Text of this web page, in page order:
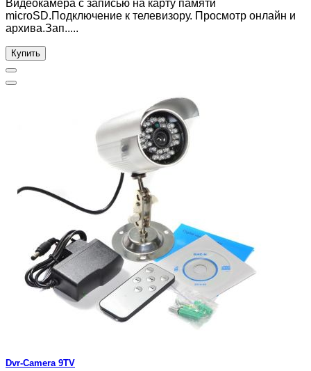
Видеокамера с записью на карту памяти
microSD.Подключение к телевизору. Просмотр онлайн и
архива.Зап.....
Купить
Dvr-Camera 9TV